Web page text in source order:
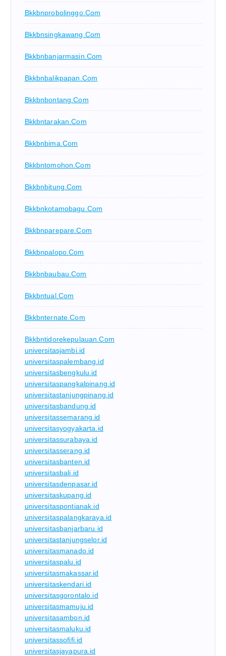
Bkkbnprobolinggo.com
Bkkbnsingkawang.com
Bkkbnbanjarmasin.com
Bkkbnbalikpapan.com
Bkkbnbontang.com
Bkkbntarakan.com
Bkkbnbima.com
Bkkbntomohon.com
Bkkbnbitung.com
Bkkbnkotamobagu.com
Bkkbnparepare.com
Bkkbnpalopo.com
Bkkbnbaubau.com
Bkkbntual.com
Bkkbnternate.com
Bkkbntidorekepulauan.com
universitasjambi.id
universitaspalembang.id
universitasbengkulu.id
universitaspangkalpinang.id
universitastanjungpinang.id
universitasbandung.id
universitassemarang.id
universitasyogyakarta.id
universitassurabaya.id
universitasserang.id
universitasbanten.id
universitasbali.id
universitasdenpasar.id
universitaskupang.id
universitaspontianak.id
universitaspalangkaraya.id
universitasbanjarbaru.id
universitastanjungselor.id
universitasmanado.id
universitaspalu.id
universitasmakassar.id
universitaskendari.id
universitasgorontalo.id
universitasmamuju.id
universitasambon.id
universitasmaluku.id
universitassofifi.id
universitasjayapura.id